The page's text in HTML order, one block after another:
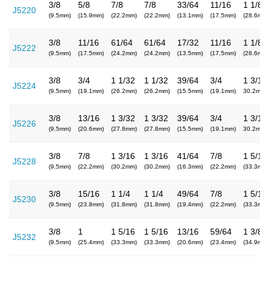
J5220
3/8
(9.5mm)
5/8
(15.9mm)
7/8
(22.2mm)
7/8
(22.2mm)
33/64
(13.1mm)
11/16
(17.5mm)
1 1/8
(28.6mm)
J5222
3/8
(9.5mm)
11/16
(17.5mm)
61/64
(24.2mm)
61/64
(24.2mm)
17/32
(13.5mm)
11/16
(17.5mm)
1 1/8
(28.6mm)
J5224
3/8
(9.5mm)
3/4
(19.1mm)
1 1/32
(26.2mm)
1 1/32
(26.2mm)
39/64
(15.5mm)
3/4
(19.1mm)
1 3/16
30.2mm
J5226
3/8
(9.5mm)
13/16
(20.6mm)
1 3/32
(27.8mm)
1 3/32
(27.8mm)
39/64
(15.5mm)
3/4
(19.1mm)
1 3/16
30.2mm
J5228
3/8
(9.5mm)
7/8
(22.2mm)
1 3/16
(30.2mm)
1 3/16
(30.2mm)
41/64
(16.3mm)
7/8
(22.2mm)
1 5/16
(33.3mm)
J5230
3/8
(9.5mm)
15/16
(23.8mm)
1 1/4
(31.8mm)
1 1/4
(31.8mm)
49/64
(19.4mm)
7/8
(22.2mm)
1 5/16
(33.3mm)
J5232
3/8
(9.5mm)
1
(25.4mm)
1 5/16
(33.3mm)
1 5/16
(33.3mm)
13/16
(20.6mm)
59/64
(23.4mm)
1 3/8
(34.9mm)